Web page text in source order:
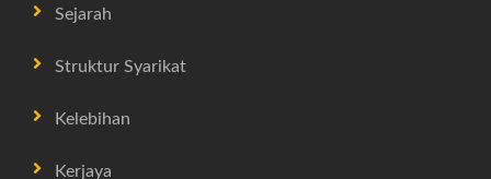
Sejarah
Struktur Syarikat
Kelebihan
Kerjaya